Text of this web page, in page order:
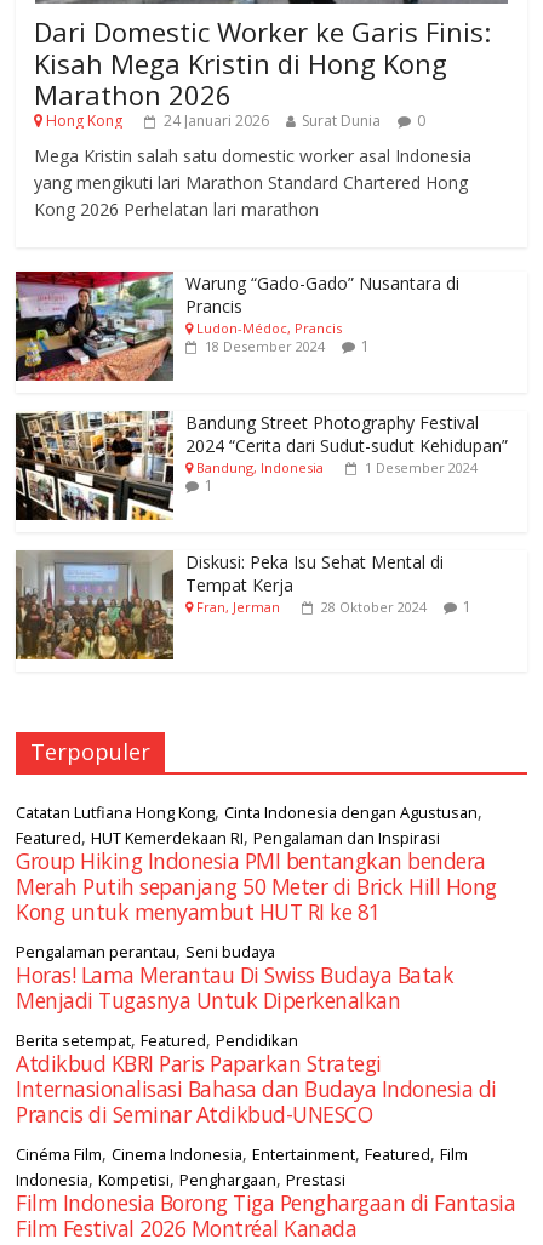
Dari Domestic Worker ke Garis Finis:
Kisah Mega Kristin di Hong Kong
Marathon 2026
Hong Kong 24 Januari 2026 Surat Dunia 0
Mega Kristin salah satu domestic worker asal Indonesia
yang mengikuti lari Marathon Standard Chartered Hong
Kong 2026 Perhelatan lari marathon
Warung “Gado-Gado” Nusantara di
Prancis
Ludon-Médoc, Prancis
18 Desember 2024
1
Bandung Street Photography Festival
2024 “Cerita dari Sudut-sudut Kehidupan”
Bandung, Indonesia 1 Desember 2024
1
Diskusi: Peka Isu Sehat Mental di
Tempat Kerja
Fran, Jerman 28 Oktober 2024 1
Terpopuler
Catatan Lutfiana Hong Kong,Cinta Indonesia dengan Agustusan,
Featured,HUT Kemerdekaan RI,Pengalaman dan Inspirasi
Group Hiking Indonesia PMI bentangkan bendera
Merah Putih sepanjang 50 Meter di Brick Hill Hong
Kong untuk menyambut HUT RI ke 81
Pengalaman perantau, Seni budaya
Horas! Lama Merantau Di Swiss Budaya Batak
Menjadi Tugasnya Untuk Diperkenalkan
Berita setempat,Featured,Pendidikan
Atdikbud KBRI Paris Paparkan Strategi
Internasionalisasi Bahasa dan Budaya Indonesia di
Prancis di Seminar Atdikbud-UNESCO
Cinéma Film,Cinema Indonesia,Entertainment,Featured,Film
Indonesia,Kompetisi,Penghargaan,Prestasi
Film Indonesia Borong Tiga Penghargaan di Fantasia
Film Festival 2026 Montréal Kanada